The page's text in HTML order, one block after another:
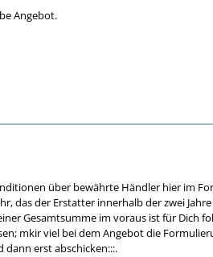
Angebot.
über bewährte Händler hier im
das der Erstatter innerhalb der zwei
Gesamtsumme im voraus ist für Dich
mkir viel bei dem Angebot die
erst abschicken:::.